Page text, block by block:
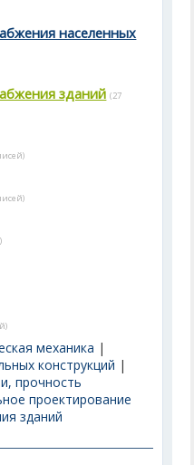
населенных
зданий (27
механика |
конструкций |
прочность
проектирование
зданий